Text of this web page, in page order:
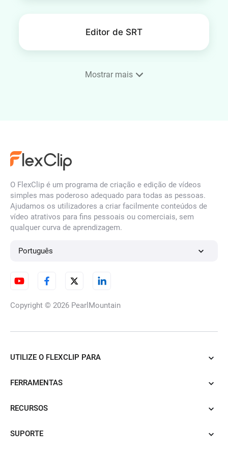
Editor de SRT
Criador de animações de fotos
3D
de vídeo
Mostrar mais
O FlexClip é um programa de criação e edição de vídeos
simples mas poderoso adequado para todas as pessoas.
Ajudamos os utilizadores a criar facilmente conteúdos de
vídeo atrativos para fins pessoais ou comerciais, sem
qualquer curva de aprendizagem.
Português
Copyright © 2026 PearlMountain
UTILIZE O FLEXCLIP PARA
FERRAMENTAS
RECURSOS
SUPORTE